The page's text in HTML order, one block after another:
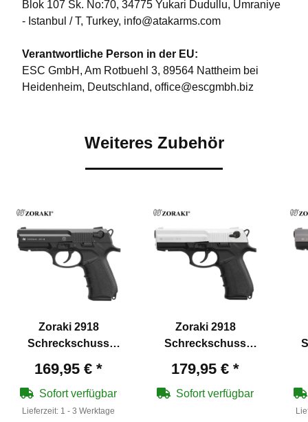
Blok 107 Sk. No:70, 34775 Yukari Dudullu, Ümraniye
- Istanbul / T, Turkey, info@atakarms.com
Verantwortliche Person in der EU:
ESC GmbH, Am Rotbuehl 3, 89564 Nattheim bei
Heidenheim, Deutschland, office@escgmbh.biz
Weiteres Zubehör
Zoraki 2918
Schreckschuss
P.A.K. (P18)
169,95 € *
Sofort verfügbar
Lieferzeit: 1 - 3 Werktage
Zoraki 2918
Schreckschuss
mm P.A.K. (P18)
179,95 € *
Sofort verfügbar